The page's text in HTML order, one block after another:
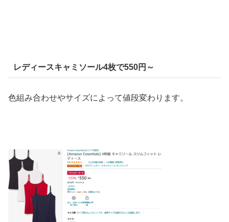
レディースキャミソール4枚で550円～
色組み合わせやサイズによって値段変わります。